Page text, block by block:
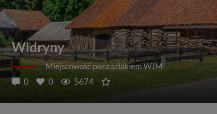
Widryny
Miejscowość poza szlakiem WJM
0
0 5674